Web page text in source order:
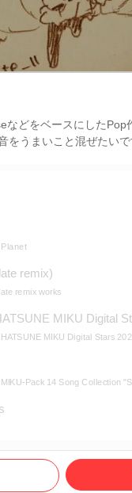
などをベースにしたPop
をうまいこと混ぜたいで
remix)
remix works
MIKU Digital Stars 2020
MIKU Digital Stars 2020
Pack 14 Song Collection